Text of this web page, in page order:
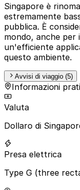
Singapore è
estremamente
pubblica. È
mondo, anche per
un'efficiente
questo ambiente.
Avvisi di viaggio (5)
Informazioni
Valuta
Dollaro di
Presa elettrica
Type G (three